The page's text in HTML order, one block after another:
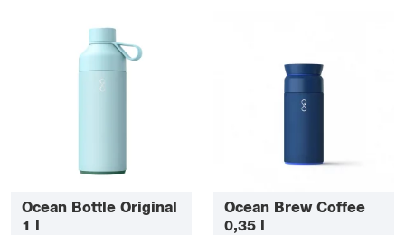
Ocean Bottle Original
1 l
Ocean Brew Coffee
0,35 l